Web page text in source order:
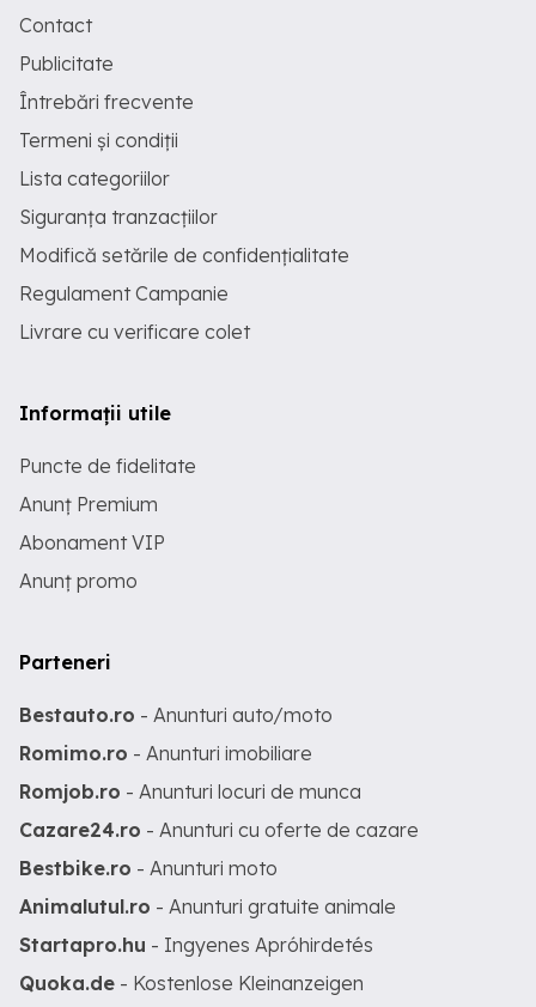
Contact
Publicitate
Întrebări frecvente
Termeni și condiții
Lista categoriilor
Siguranța tranzacțiilor
Modifică setările de confidențialitate
Regulament Campanie
Livrare cu verificare colet
Informații utile
Puncte de fidelitate
Anunț Premium
Abonament VIP
Anunț promo
Parteneri
Bestauto.ro - Anunturi auto/moto
Romimo.ro - Anunturi imobiliare
Romjob.ro - Anunturi locuri de munca
Cazare24.ro - Anunturi cu oferte de cazare
Bestbike.ro - Anunturi moto
Animalutul.ro - Anunturi gratuite animale
Startapro.hu - Ingyenes Apróhirdetés
Quoka.de - Kostenlose Kleinanzeigen